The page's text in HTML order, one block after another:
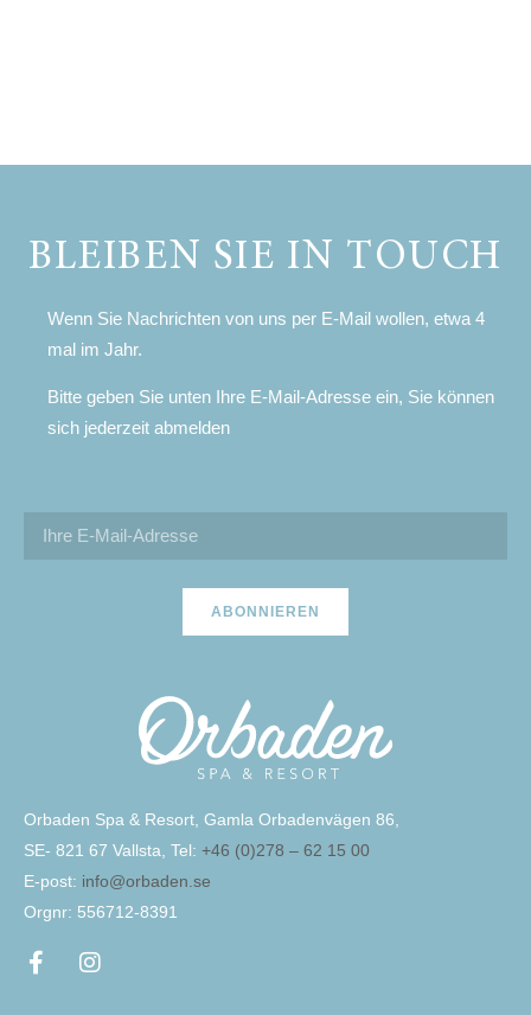
BLEIBEN SIE IN TOUCH
Wenn Sie Nachrichten von uns per E-Mail wollen, etwa 4
mal im Jahr.
Bitte geben Sie unten Ihre E-Mail-Adresse ein, Sie können
sich jederzeit abmelden
ABONNIEREN
Orbaden Spa & Resort, Gamla Orbadenvägen 86,
SE- 821 67 Vallsta, Tel: +46 (0)278 – 62 15 00
E-post: info@orbaden.se
Orgnr: 556712-8391